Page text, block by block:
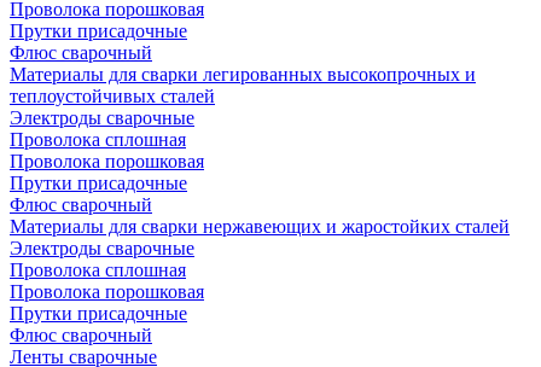
Проволока порошковая
Прутки присадочные
Флюс сварочный
Материалы для сварки легированных высокопрочных и
теплоустойчивых сталей
Электроды сварочные
Проволока сплошная
Проволока порошковая
Прутки присадочные
Флюс сварочный
Материалы для сварки нержавеющих и жаростойких сталей
Электроды сварочные
Проволока сплошная
Проволока порошковая
Прутки присадочные
Флюс сварочный
Ленты сварочные